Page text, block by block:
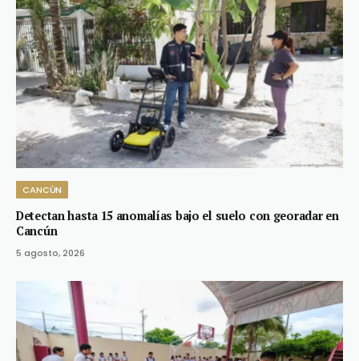
CANCÚN
Detectan hasta 15 anomalías bajo el suelo con georadar en
Cancún
5 agosto, 2026